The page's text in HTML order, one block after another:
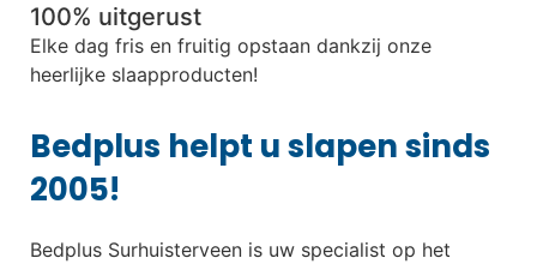
Bedplus helpt u slapen sinds
2005!
Bedplus Surhuisterveen is uw specialist op het
100% uitgerust
Elke dag fris en fruitig opstaan dankzij onze
heerlijke slaapproducten!